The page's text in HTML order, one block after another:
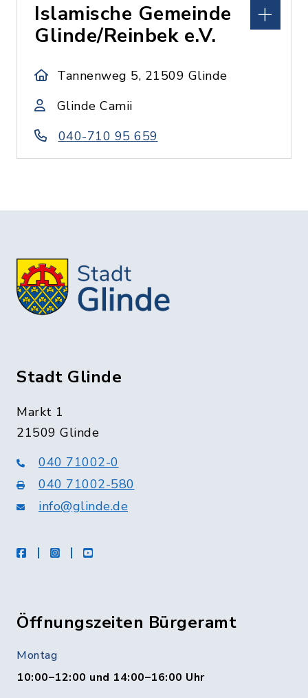
Islamische Gemeinde
Glinde/Reinbek e.V.
Tannenweg 5, 21509 Glinde
Glinde Camii
040-710 95 659
Stadt Glinde
Markt 1
21509 Glinde
040 71002-0
040 71002-580
info@glinde.de
facebookinstagramYoutube
Öffnungszeiten Bürgeramt
Montag
10:00–12:00 und 14:00–16:00 Uhr